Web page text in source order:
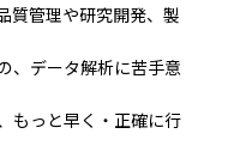
質管理や研究開発、製
、データ解析に苦手意
もっと早く・正確に行